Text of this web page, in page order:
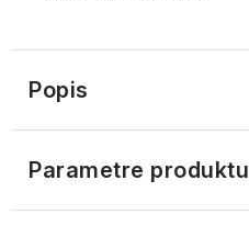
Popis
Parametre produktu